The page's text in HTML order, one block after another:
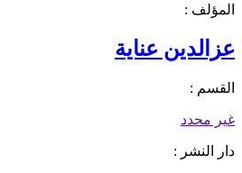
المؤلف :
عزالدين عناية
القسم :
غير محدد
دار النشر :